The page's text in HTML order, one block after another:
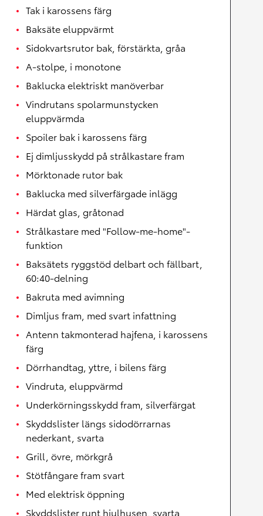
Tak i karossens färg
Baksäte eluppvärmt
Sidokvartsrutor bak, förstärkta, gråa
A-stolpe, i monotone
Baklucka elektriskt manöverbar
Vindrutans spolarmunstycken
eluppvärmda
Spoiler bak i karossens färg
Ej dimljusskydd på strålkastare fram
Mörktonade rutor bak
Baklucka med silverfärgade inlägg
Härdat glas, gråtonad
Strålkastare med "Follow-me-home"-
funktion
Baksätets ryggstöd delbart och fällbart,
60:40-delning
Bakruta med avimning
Dimljus fram, med svart infattning
Antenn takmonterad hajfena, i karossens
färg
Dörrhandtag, yttre, i bilens färg
Vindruta, eluppvärmd
Underkörningsskydd fram, silverfärgat
Skyddslister längs sidodörrarnas
nederkant, svarta
Grill, övre, mörkgrå
Stötfångare fram svart
Med elektrisk öppning
Skyddslister runt hjulhusen, svarta